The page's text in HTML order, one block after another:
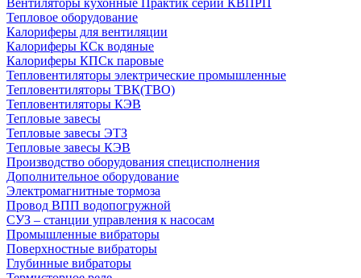
Вентиляторы кухонные Практик серии КВПРП
Тепловое оборудование
Калориферы для вентиляции
Калориферы КСк водяные
Калориферы КПСк паровые
Тепловентиляторы электрические промышленные
Тепловентиляторы ТВК(ТВО)
Тепловентиляторы КЭВ
Тепловые завесы
Тепловые завесы ЭТЗ
Тепловые завесы КЭВ
Производство оборудования специсполнения
Дополнительное оборудование
Электромагнитные тормоза
Провод ВПП водопогружной
СУЗ – станции управления к насосам
Промышленные вибраторы
Поверхностные вибраторы
Глубинные вибраторы